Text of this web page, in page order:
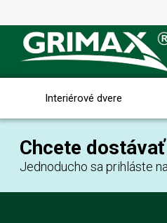
Interiérové dvere
Chcete
Jednoducho sa prihláste